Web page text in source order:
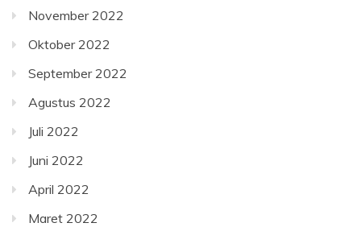
November 2022
Oktober 2022
September 2022
Agustus 2022
Juli 2022
Juni 2022
April 2022
Maret 2022